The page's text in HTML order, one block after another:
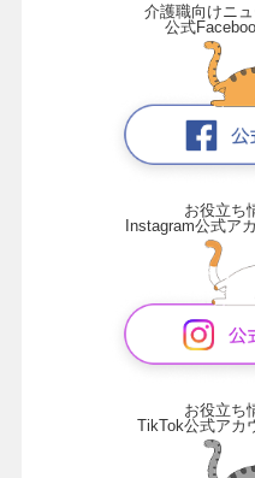
介護職向けニ
公式
お役立ち
Instagram公式ア
お役立ち
TikTok公式アカ